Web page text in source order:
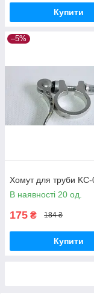
Купити
–5%
Хомут для труби KC-
В наявності 20 од.
175 ₴ 184 ₴
Купити